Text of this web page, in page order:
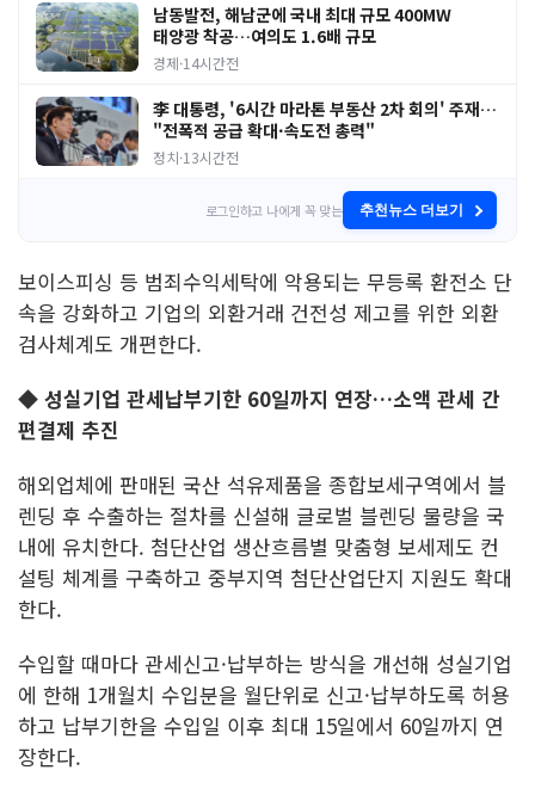
남동발전, 해남군에 국내 최대 규모 400MW
태양광 착공…여의도 1.6배 규모
경제·14시간전
李 대통령, '6시간 마라톤 부동산 2차 회의' 주재…
"전폭적 공급 확대·속도전 총력"
정치·13시간전
로그인하고 나에게 꼭 맞는 추천뉴스 더보기
보이스피싱 등 범죄수익세탁에 악용되는 무등록 환전소 단
속을 강화하고 기업의 외환거래 건전성 제고를 위한 외환
검사체계도 개편한다.
◆ 성실기업 관세납부기한 60일까지 연장…소액 관세 간
편결제 추진
해외업체에 판매된 국산 석유제품을 종합보세구역에서 블
렌딩 후 수출하는 절차를 신설해 글로벌 블렌딩 물량을 국
내에 유치한다. 첨단산업 생산흐름별 맞춤형 보세제도 컨
설팅 체계를 구축하고 중부지역 첨단산업단지 지원도 확대
한다.
수입할 때마다 관세신고·납부하는 방식을 개선해 성실기업
에 한해 1개월치 수입분을 월단위로 신고·납부하도록 허용
하고 납부기한을 수입일 이후 최대 15일에서 60일까지 연
장한다.